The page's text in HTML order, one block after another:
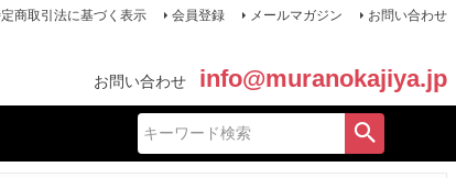
商取引法に基づく表示 会員登録 メールマガジン お問い合わせ
お問い合わせ info@muranokajiya.jp